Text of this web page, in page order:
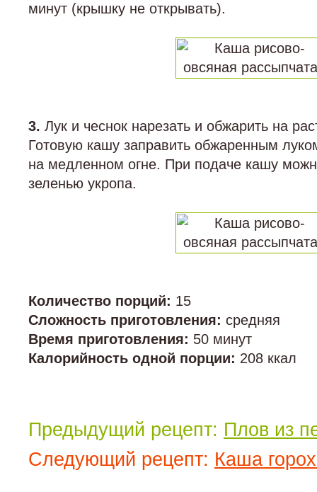
минут (крышку не открывать).
3. Лук и чеснок нарезать и обжарить на
Готовую кашу заправить обжаренным
на медленном огне. При подаче кашу
зеленью укропа.
Количество порций: 15
Сложность приготовления: средняя
Время приготовления: 50 минут
Калорийность одной порции: 208 ккал
Предыдущий рецепт: Плов из
Следующий рецепт: Каша